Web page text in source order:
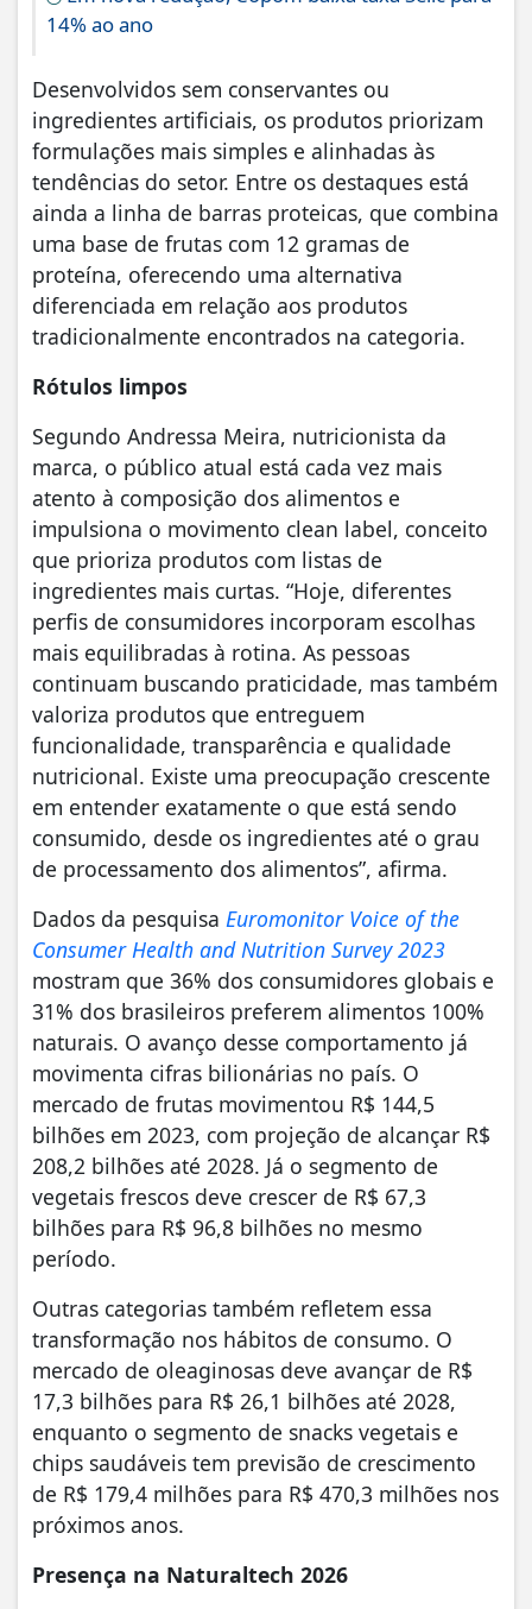
14% ao ano
Desenvolvidos sem conservantes ou
ingredientes artificiais, os produtos priorizam
formulações mais simples e alinhadas às
tendências do setor. Entre os destaques está
ainda a linha de barras proteicas, que combina
uma base de frutas com 12 gramas de
proteína, oferecendo uma alternativa
diferenciada em relação aos produtos
tradicionalmente encontrados na categoria.
Rótulos limpos
Segundo Andressa Meira, nutricionista da
marca, o público atual está cada vez mais
atento à composição dos alimentos e
impulsiona o movimento clean label, conceito
que prioriza produtos com listas de
ingredientes mais curtas. “Hoje, diferentes
perfis de consumidores incorporam escolhas
mais equilibradas à rotina. As pessoas
continuam buscando praticidade, mas também
valoriza produtos que entreguem
funcionalidade, transparência e qualidade
nutricional. Existe uma preocupação crescente
em entender exatamente o que está sendo
consumido, desde os ingredientes até o grau
de processamento dos alimentos”, afirma.
Dados da pesquisa Euromonitor Voice of the
Consumer Health and Nutrition Survey 2023
mostram que 36% dos consumidores globais e
31% dos brasileiros preferem alimentos 100%
naturais. O avanço desse comportamento já
movimenta cifras bilionárias no país. O
mercado de frutas movimentou R$ 144,5
bilhões em 2023, com projeção de alcançar R$
208,2 bilhões até 2028. Já o segmento de
vegetais frescos deve crescer de R$ 67,3
bilhões para R$ 96,8 bilhões no mesmo
período.
Outras categorias também refletem essa
transformação nos hábitos de consumo. O
mercado de oleaginosas deve avançar de R$
17,3 bilhões para R$ 26,1 bilhões até 2028,
enquanto o segmento de snacks vegetais e
chips saudáveis tem previsão de crescimento
de R$ 179,4 milhões para R$ 470,3 milhões nos
próximos anos.
Presença na Naturaltech 2026